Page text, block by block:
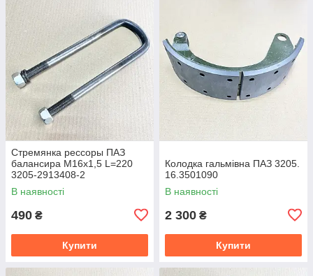
Стремянка рессоры ПАЗ
балансира М16х1,5 L=220
3205-2913408-2
В наявності
490 ₴
Купити
Колодка гальмівна ПАЗ 3205.
16.3501090
В наявності
2 300 ₴
Купити